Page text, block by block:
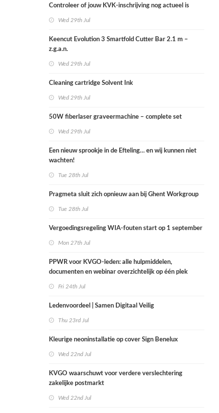
Controleer of jouw KVK-inschrijving nog actueel is
Wed 29th Jul
Keencut Evolution 3 Smartfold Cutter Bar 2.1 m –
z.g.a.n.
Wed 29th Jul
Cleaning cartridge Solvent Ink
Wed 29th Jul
50W fiberlaser graveermachine – complete set
Wed 29th Jul
Een nieuw sprookje in de Efteling… en wij kunnen niet
wachten!
Tue 28th Jul
Pragmeta sluit zich opnieuw aan bij Ghent Workgroup
Tue 28th Jul
Vergoedingsregeling WIA-fouten start op 1 september
Mon 27th Jul
PPWR voor KVGO-leden: alle hulpmiddelen,
documenten en webinar overzichtelijk op één plek
Fri 24th Jul
Ledenvoordeel | Samen Digitaal Veilig
Thu 23rd Jul
Kleurige neoninstallatie op cover Sign Benelux
Wed 22nd Jul
KVGO waarschuwt voor verdere verslechtering
zakelijke postmarkt
Wed 22nd Jul